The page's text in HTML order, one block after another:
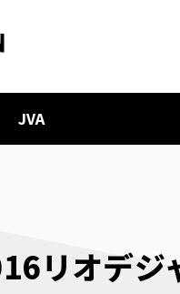
JVA
リオデジ